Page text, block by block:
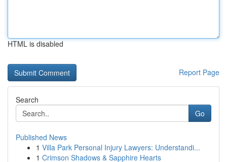
HTML is disabled
Report Page
Search
Go
Published News
1 Villa Park Personal Injury Lawyers: Understandi...
1 Crimson Shadows & Sapphire Hearts